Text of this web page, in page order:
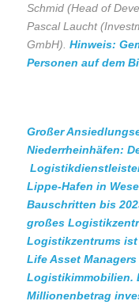
Schmid (Head of
Pascal Laucht
GmbH). Hinweis:
Personen auf dem
Großer
Niederrheinhäfen:
Lippe-Hafen in
Bauschritten bis
großes
Logistikzentrums ist
Life Asset
Logistikimmobilien.
Millionenbetrag